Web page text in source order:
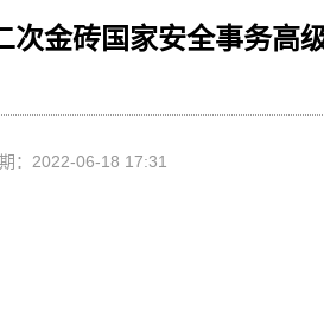
次金砖国家安全事务高
： 2022-06-18 17:31